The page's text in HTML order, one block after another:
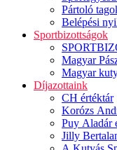
Pártoló
Belépési
Sportbizottságok
Magyar
Magyar
Díjazottaink
CH értéktár
Korózs
Puy Aladár
Jilly